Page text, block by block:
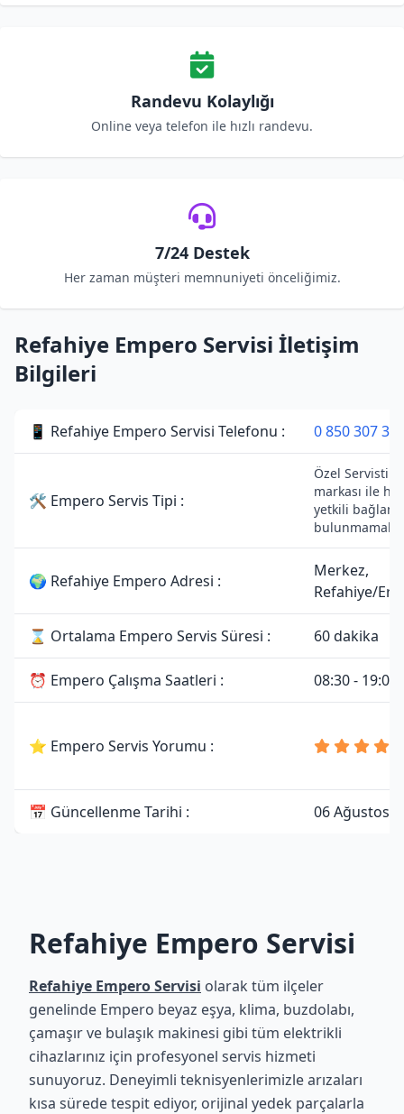
Randevu Kolaylığı
Online veya telefon ile hızlı randevu.
7/24 Destek
Her zaman müşteri memnuniyeti önceliğimiz.
Refahiye Empero Servisi İletişim
Bilgileri
📱 Refahiye Empero Servisi Telefonu : 0 850 307 34
🛠 Empero Servis Tipi :
Özel Servistir.
markası ile
yetkili
🌍 Refahiye Empero Adresi :
Merkez,
Refahiye/
⌛ Ortalama Empero Servis Süresi : 60 dakika
⏰ Empero Çalışma Saatleri : 08:30 - 19:00
⭐ Empero Servis Yorumu :
📅 Güncellenme Tarihi : 06 Ağustos
Refahiye Empero Servisi
Refahiye Empero Servisi olarak tüm ilçeler
genelinde Empero beyaz eşya, klima, buzdolabı,
çamaşır ve bulaşık makinesi gibi tüm elektrikli
cihazlarınız için profesyonel servis hizmeti
sunuyoruz. Deneyimli teknisyenlerimizle arızaları
kısa sürede tespit ediyor, orijinal yedek parçalarla